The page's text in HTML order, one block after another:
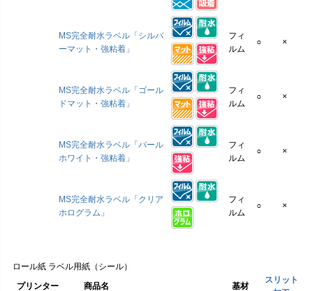
MS完全耐水ラベル「シルバ
ーマット・強粘着」
フィ
ルム
○ ×
MS完全耐水ラベル「ゴール
ドマット・強粘着」
フィ
ルム
○ ×
MS完全耐水ラベル「パール
ホワイト・強粘着」
フィ
ルム
○ ×
MS完全耐水ラベル「クリア
ホログラム」
フィ
ルム
○ ×
ロール紙 ラベル用紙（シール）
プリンター
商品名 基材
スリット